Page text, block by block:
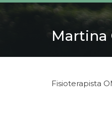
Martina
Fisioterapista